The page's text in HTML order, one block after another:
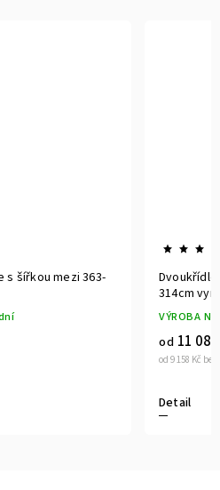
s šířkou mezi 291-
264cm
od 7 484 Kč
od9
Detail